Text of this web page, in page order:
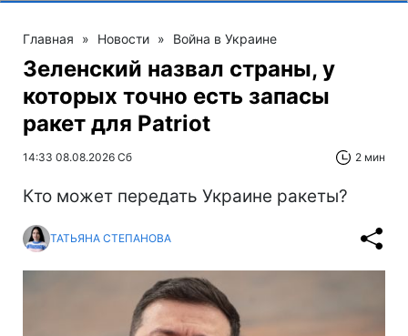
Главная » Новости » Война в Украине
Зеленский назвал страны, у
которых точно есть запасы
ракет для Patriot
14:33 08.08.2026 Сб 2 мин
Кто может передать Украине ракеты?
ТАТЬЯНА СТЕПАНОВА